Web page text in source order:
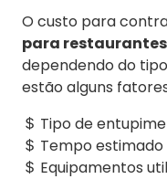
O custo para
para
dependendo do
estão alguns
Tipo de
Tempo
Equipamentos